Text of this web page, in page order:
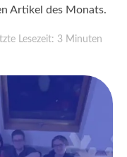
Artikel des Monats.
Lesezeit: 3 Minuten